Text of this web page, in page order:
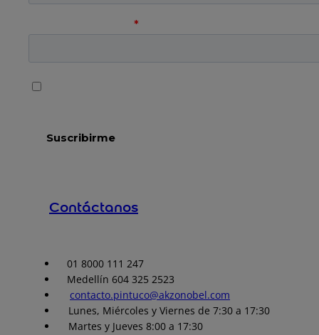
Contáctanos
01 8000 111 247
Medellín 604 325 2523
contacto.pintuco@akzonobel.com
Lunes, Miércoles y Viernes de 7:30 a 17:30
Martes y Jueves 8:00 a 17:30